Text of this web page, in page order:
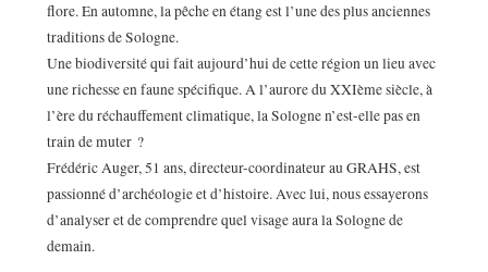
flore. En automne, la pêche en étang est l’une des plus anciennes
traditions de Sologne.
Une biodiversité qui fait aujourd’hui de cette région un lieu avec
une richesse en faune spécifique. A l’aurore du XXIème siècle, à
l’ère du réchauffement climatique, la Sologne n’est-elle pas en
train de muter ?
Frédéric Auger, 51 ans, directeur-coordinateur au GRAHS, est
passionné d’archéologie et d’histoire. Avec lui, nous essayerons
d’analyser et de comprendre quel visage aura la Sologne de
demain.